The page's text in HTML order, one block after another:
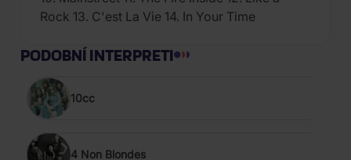
Rock 13. C'est La Vie 14. In Your Time
PODOBNÍ INTERPRETI
10cc
4 Non Blondes